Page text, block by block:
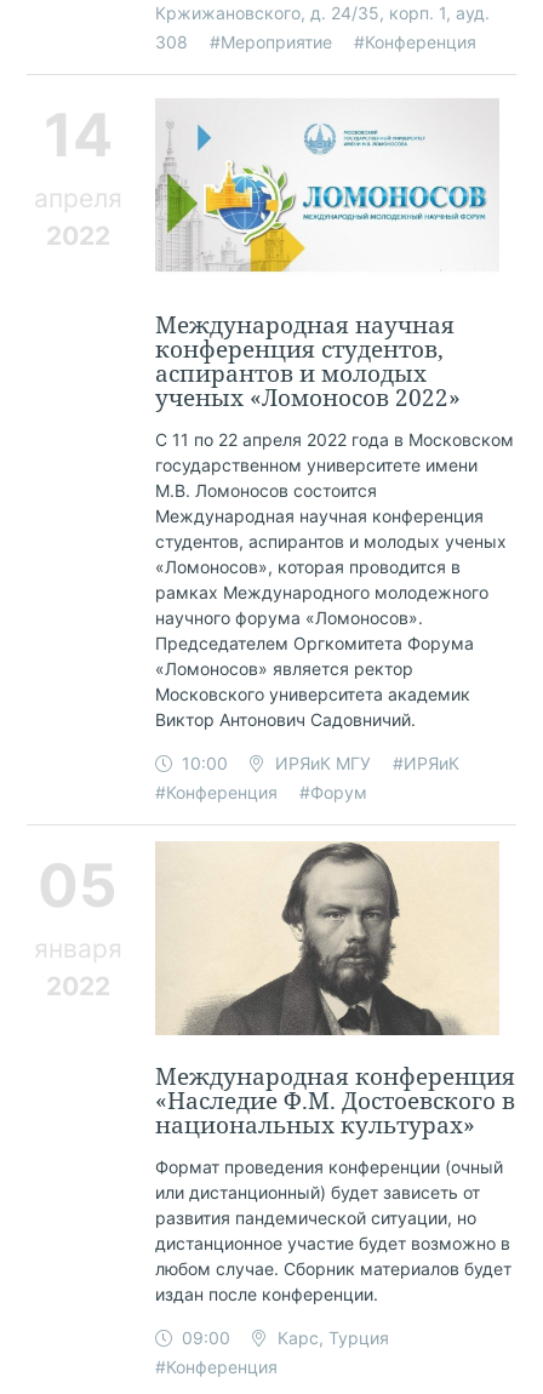
Кржижановского, д. 24/35, корп. 1, ауд.
308
#Мероприятие #Конференция
14
апреля
2022
Международная научная
конференция студентов,
аспирантов и молодых
ученых «Ломоносов 2022»
С 11 по 22 апреля 2022 года в Московском
государственном университете имени
М.В. Ломоносов состоится
Международная научная конференция
студентов, аспирантов и молодых ученых
«Ломоносов», которая проводится в
рамках Международного молодежного
научного форума «Ломоносов».
Председателем Оргкомитета Форума
«Ломоносов» является ректор
Московского университета академик
Виктор Антонович Садовничий.
10:00 ИРЯиК МГУ
#ИРЯиК
#Конференция
#Форум
05
января
2022
Международная конференция
«Наследие Ф.М. Достоевского в
национальных культурах»
Формат проведения конференции (очный
или дистанционный) будет зависеть от
развития пандемической ситуации, но
дистанционное участие будет возможно в
любом случае. Сборник материалов будет
издан после конференции.
09:00
Карc, Турция
#Конференция